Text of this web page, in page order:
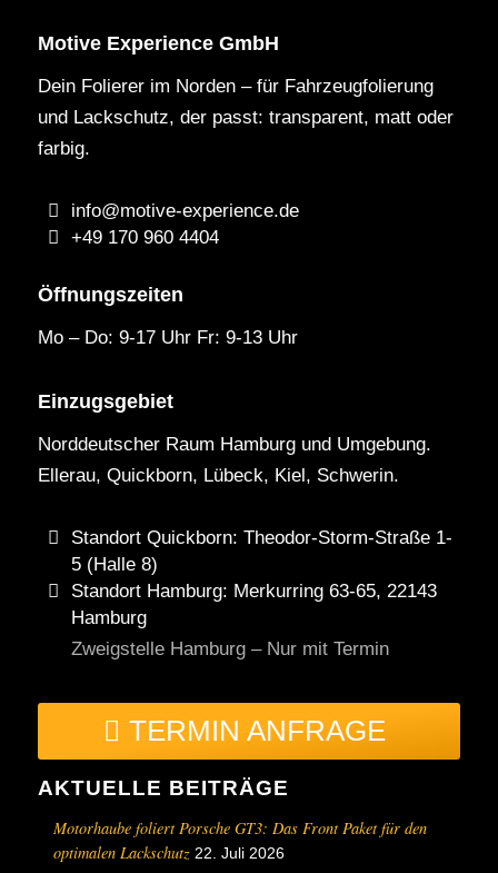
Motive Experience GmbH
Dein Folierer im Norden – für Fahrzeugfolierung
und Lackschutz, der passt: transparent, matt oder
farbig.
info@motive-experience.de
+49 170 960 4404
Öffnungszeiten
Mo – Do: 9-17 Uhr Fr: 9-13 Uhr
Einzugsgebiet
Norddeutscher Raum Hamburg und Umgebung.
Ellerau, Quickborn, Lübeck, Kiel, Schwerin.
Standort Quickborn: Theodor-Storm-Straße 1-
5 (Halle 8)
Standort Hamburg: Merkurring 63-65, 22143
Hamburg
Zweigstelle Hamburg – Nur mit Termin
TERMIN ANFRAGE
AKTUELLE BEITRÄGE
Motorhaube foliert Porsche GT3: Das Front Paket für den
optimalen Lackschutz 22. Juli 2026